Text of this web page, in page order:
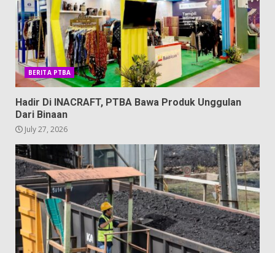
BERITA PTBA
Hadir Di INACRAFT, PTBA Bawa Produk Unggulan
Dari Binaan
July 27, 2026